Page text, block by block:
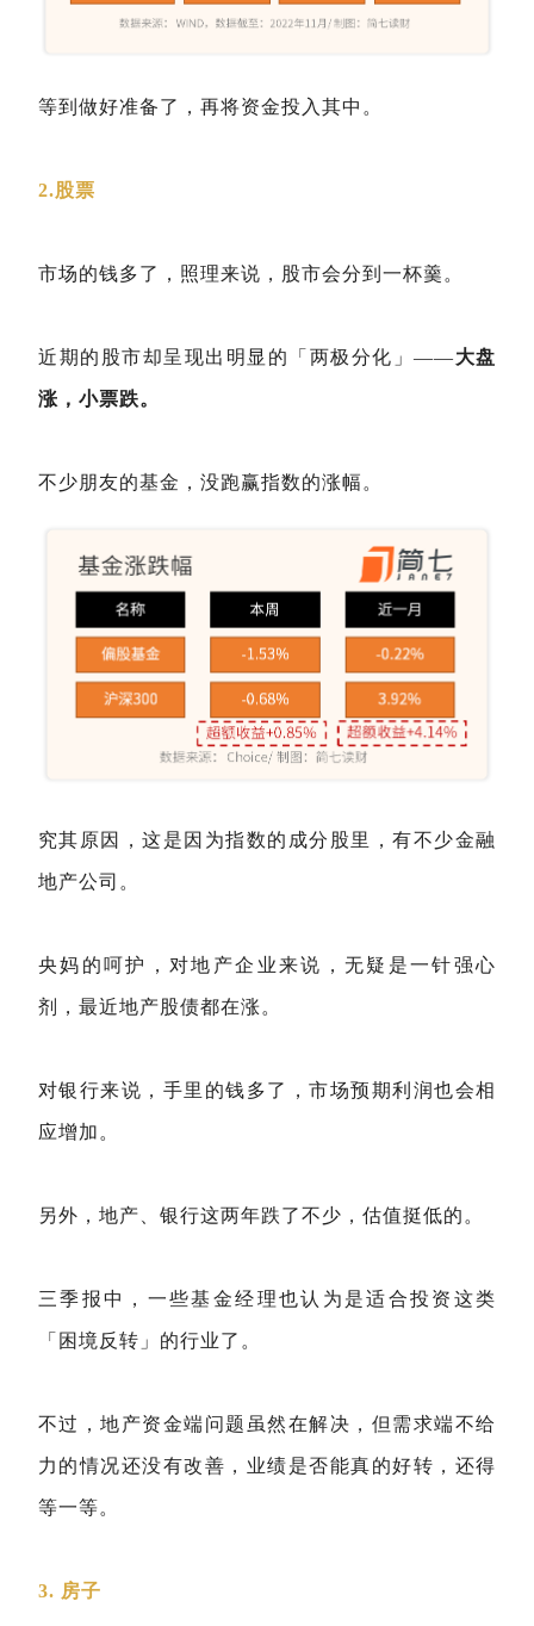
等到做好准备了，再将资金投入其中。
2.股票
市场的钱多了，照理来说，股市会分到一杯羹。
近期的股市却呈现出明显的「两极分化」——大盘
涨，小票跌。
不少朋友的基金，没跑赢指数的涨幅。
究其原因，这是因为指数的成分股里，有不少金融
地产公司。
央妈的呵护，对地产企业来说，无疑是一针强心
剂，最近地产股债都在涨。
对银行来说，手里的钱多了，市场预期利润也会相
应增加。
另外，地产、银行这两年跌了不少，估值挺低的。
三季报中，一些基金经理也认为是适合投资这类
「困境反转」的行业了。
不过，地产资金端问题虽然在解决，但需求端不给
力的情况还没有改善，业绩是否能真的好转，还得
等一等。
3. 房子